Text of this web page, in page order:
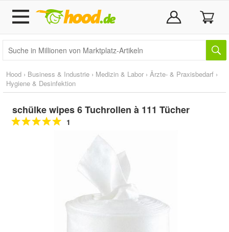
Hood › Business & Industrie › Medizin & Labor › Ärzte- & Praxisbedarf ›
Hygiene & Desinfektion
schülke wipes 6 Tuchrollen à 111 Tücher
1